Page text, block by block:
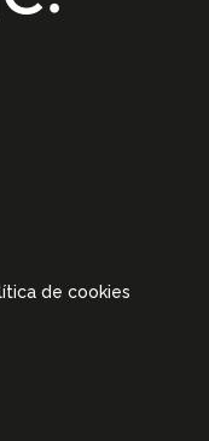
de cookies